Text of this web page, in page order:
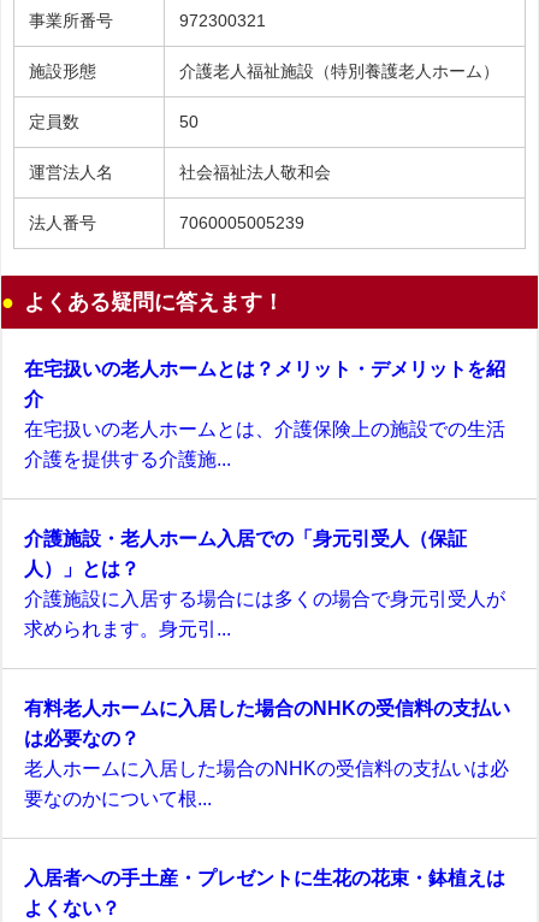
事業所番号 972300321
施設形態 介護老人福祉施設（特別養護老人ホーム）
定員数 50
運営法人名 社会福祉法人敬和会
法人番号 7060005005239
よくある疑問に答えます！
在宅扱いの老人ホームとは？メリット・デメリットを紹
介
在宅扱いの老人ホームとは、介護保険上の施設での生活
介護を提供する介護施...
介護施設・老人ホーム入居での「身元引受人（保証
人）」とは？
介護施設に入居する場合には多くの場合で身元引受人が
求められます。身元引...
有料老人ホームに入居した場合のNHKの受信料の支払い
は必要なの？
老人ホームに入居した場合のNHKの受信料の支払いは必
要なのかについて根...
入居者への手土産・プレゼントに生花の花束・鉢植えは
よくない？